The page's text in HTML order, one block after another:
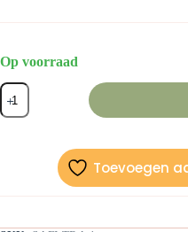
Op voorraad
Safaridieren
speeltray
aantal
Toevoegen